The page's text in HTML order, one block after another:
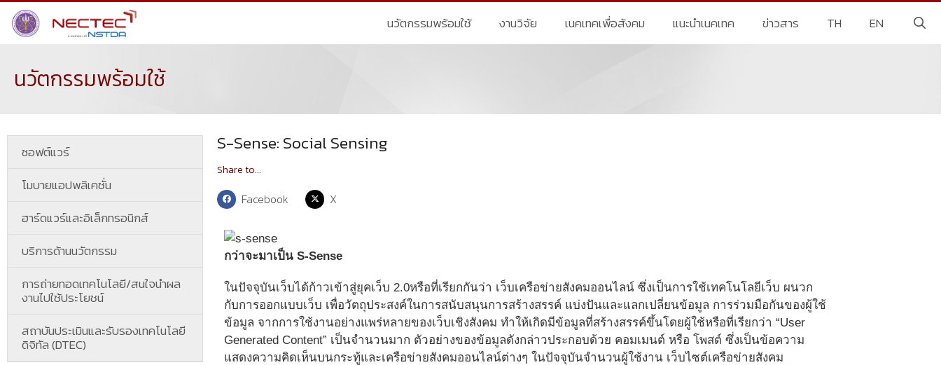
นวัตกรรมพร้อมใช้ งานวิจัย เนคเทคเพื่อสังคม แนะนำเนคเทค ข่าวสาร TH EN
นวัตกรรมพร้อมใช้
ซอฟต์แวร์
โมบายแอปพลิเคชั่น
ฮาร์ดแวร์และอิเล็กทรอนิกส์
บริการด้านนวัตกรรม
การถ่ายทอดเทคโนโลยี/สนใจนำผล
งานไปใช้ประโยชน์
สถาบันประเมินและรับรองเทคโนโลยี
ดิจิทัล (DTEC)
S-Sense: Social Sensing
Share to...
Facebook X
กว่าจะมาเป็น S-Sense
ในปัจจุบันเว็บได้ก้าวเข้าสู่ยุคเว็บ 2.0หรือที่เรียกกันว่า เว็บเครือข่ายสังคมออนไลน์ ซึ่งเป็นการใช้เทคโนโลยีเว็บ ผนวก
กับการออกแบบเว็บ เพื่อวัตถุประสงค์ในการสนับสนุนการสร้างสรรค์ แบ่งปันและแลกเปลี่ยนข้อมูล การร่วมมือกันของผู้ใช้
ข้อมูล จากการใช้งานอย่างแพร่หลายของเว็บเชิงสังคม ทำให้เกิดมีข้อมูลที่สร้างสรรค์ขึ้นโดยผู้ใช้หรือที่เรียกว่า “User
Generated Content” เป็นจำนวนมาก ตัวอย่างของข้อมูลดังกล่าวประกอบด้วย คอมเมนต์ หรือ โพสต์ ซึ่งเป็นข้อความ
แสดงความคิดเห็นบนกระทู้และเครือข่ายสังคมออนไลน์ต่างๆ ในปัจจุบันจำนวนผู้ใช้งาน เว็บไซต์เครือข่ายสังคม